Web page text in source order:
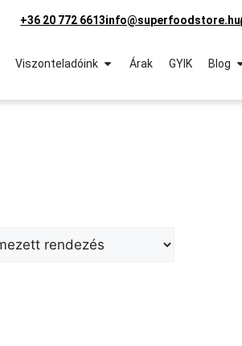
+36 20 772 6613info@superfoodstore.hu
Viszonteladóink Árak GYIK Blog